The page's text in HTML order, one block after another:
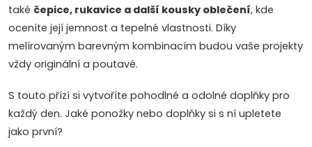
také čepice, rukavice a další kousky oblečení, kde
oceníte její jemnost a tepelné vlastnosti. Díky
melírovaným barevným kombinacím budou vaše projekty
vždy originální a poutavé.
S touto přízí si vytvoříte pohodlné a odolné doplňky pro
každý den. Jaké ponožky nebo doplňky si s ní upletete
jako první?
Doprava a platby Prodejna Blog a návody